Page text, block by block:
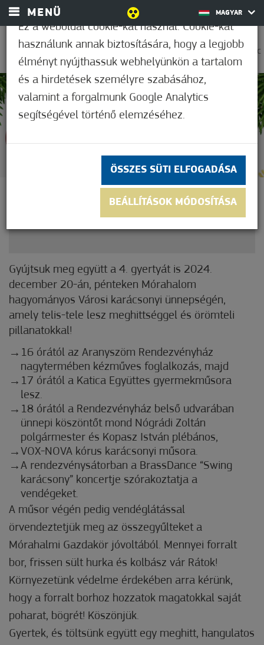
MENÜ MAGYAR
0
25,0°C
Nem értékelt
VÁROSKARÁCSONY
Gyújtsuk meg együtt a 4. gyertyát is 2024.
december 20-án, pénteken Mórahalom
hagyományos Városi karácsonyi ünnepségén,
amely telis-tele lesz meghittséggel és örömteli
pillanatokkal!
16 órától az Aranyszöm Rendezvényház
nagytermében kézműves foglalkozás, majd
17 órától a Katica Együttes gyermekműsora
lesz.
18 órától a Rendezvényház belső udvarában
ünnepi köszöntőt mond Nógrádi Zoltán
polgármester és Kopasz István plébános,
VOX-NOVA kórus karácsonyi műsora.
A rendezvénysátorban a BrassDance “Swing
karácsony” koncertje szórakoztatja a
vendégeket.
A műsor végén pedig vendéglátással
örvendeztetjük meg az összegyűlteket a
Mórahalmi Gazdakör jóvoltából. Mennyei forralt
bor, frissen sült hurka és kolbász vár Rátok!
Környezetünk védelme érdekében arra kérünk,
hogy a forralt borhoz hozzatok magatokkal saját
poharat, bögrét! Köszönjük.
Gyertek, és töltsünk együtt egy meghitt, hangulatos
Ez a weboldal cookie-kat használ. Cookie-kat
használunk annak biztosítására, hogy a legjobb
élményt nyújthassuk webhelyünkön a tartalom
és a hirdetések személyre szabásához,
valamint a forgalmunk Google Analytics
segítségével történő elemzéséhez.
ÖSSZES SÜTI ELFOGADÁSA
BEÁLLÍTÁSOK MÓDOSÍTÁSA